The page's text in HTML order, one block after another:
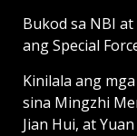
Bukod sa NBI
ang Special
Kinilala ang
sina Mingzhi
Jian Hui, at